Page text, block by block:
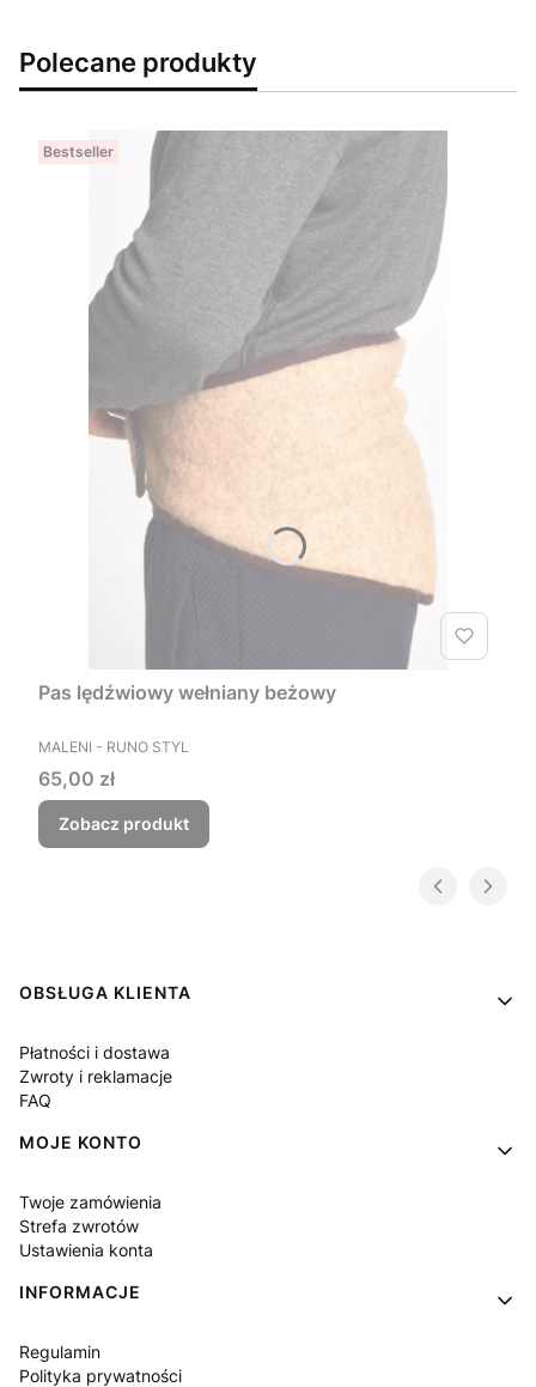
Polecane produkty
Bestseller
Pas lędźwiowy wełniany beżowy
PRODUCENT
MALENI - RUNO STYL
Cena
65,00 zł
Zobacz produkt
Linki w stopce
OBSŁUGA KLIENTA
Płatności i dostawa
Zwroty i reklamacje
FAQ
MOJE KONTO
Twoje zamówienia
Strefa zwrotów
Ustawienia konta
INFORMACJE
Regulamin
Polityka prywatności